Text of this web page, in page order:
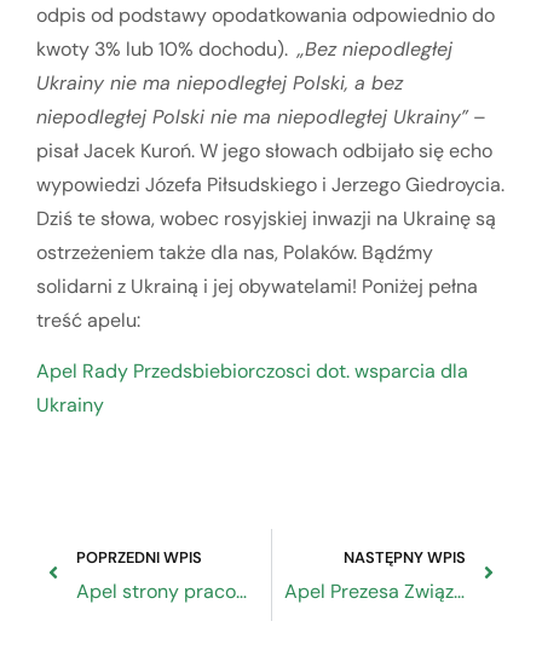
odpis od podstawy opodatkowania odpowiednio do
kwoty 3% lub 10% dochodu). „Bez niepodległej
Ukrainy nie ma niepodległej Polski, a bez
niepodległej Polski nie ma niepodległej Ukrainy”–
pisał Jacek Kuroń. W jego słowach odbijało się echo
wypowiedzi Józefa Piłsudskiego i Jerzego Giedroycia.
Dziś te słowa, wobec rosyjskiej inwazji na Ukrainę są
ostrzeżeniem także dla nas, Polaków. Bądźmy
solidarni z Ukrainą i jej obywatelami! Poniżej pełna
treść apelu:
Apel Rady Przedsbiebiorczosci dot. wsparcia dla
Ukrainy
POPRZEDNI WPIS
Apel strony pracowników i strony pracodawców Rady Dialogu Społecznego w sprawie agresji na Ukrainę
NASTĘPNY WPIS
Apel Prezesa Związku Rzemiosła Polskiego do organizacji rzemiosła o włączenie się w różne formy wsparcia dla Ukrainy